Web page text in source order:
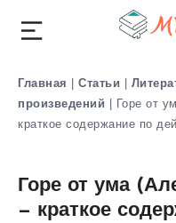
Главная | Статьи |
произведений | Горе от
краткое содержание по
Горе от ума
— краткое